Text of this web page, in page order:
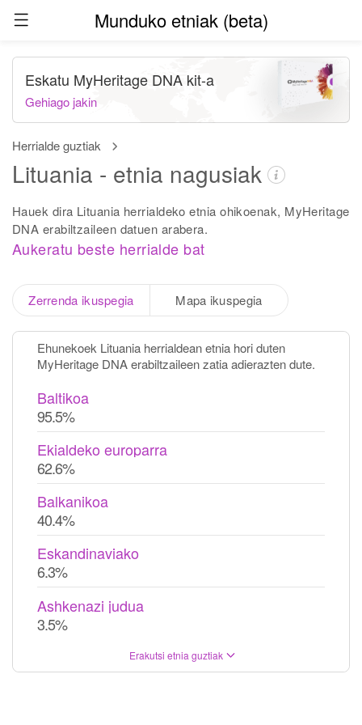
Munduko etniak (beta)
Herrialde guztiak
Lituania - etnia nagusiak
Hauek dira Lituania herrialdeko etnia ohikoenak, MyHeritage
DNA erabiltzaileen datuen arabera.
Aukeratu beste herrialde bat
Eskatu MyHeritage DNA kit-a
Gehiago jakin
Zerrenda ikuspegia Mapa ikuspegia
Ehunekoek Lituania herrialdean etnia hori duten
MyHeritage DNA erabiltzaileen zatia adierazten dute.
Baltikoa
95.5%
Ekialdeko europarra
62.6%
Balkanikoa
40.4%
Eskandinaviako
6.3%
Ashkenazi judua
3.5%
Erakutsi etnia guztiak